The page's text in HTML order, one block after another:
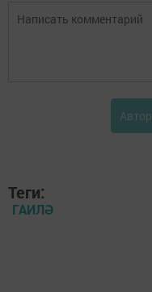
Теги:
ГАИЛӘ